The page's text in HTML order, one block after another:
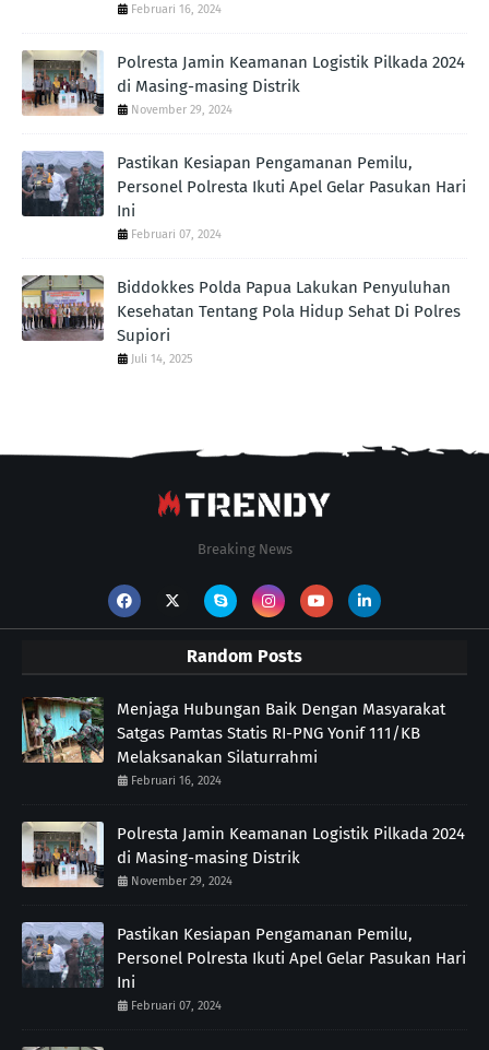
Februari 16, 2024
Polresta Jamin Keamanan Logistik Pilkada 2024
di Masing-masing Distrik
November 29, 2024
Pastikan Kesiapan Pengamanan Pemilu,
Personel Polresta Ikuti Apel Gelar Pasukan Hari
Ini
Februari 07, 2024
Biddokkes Polda Papua Lakukan Penyuluhan
Kesehatan Tentang Pola Hidup Sehat Di Polres
Supiori
Juli 14, 2025
Breaking News
Random Posts
Menjaga Hubungan Baik Dengan Masyarakat
Satgas Pamtas Statis RI-PNG Yonif 111/KB
Melaksanakan Silaturrahmi
Februari 16, 2024
Polresta Jamin Keamanan Logistik Pilkada 2024
di Masing-masing Distrik
November 29, 2024
Pastikan Kesiapan Pengamanan Pemilu,
Personel Polresta Ikuti Apel Gelar Pasukan Hari
Ini
Februari 07, 2024